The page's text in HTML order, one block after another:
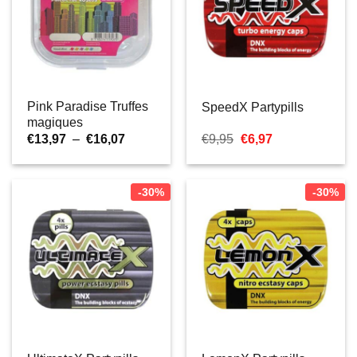
Pink Paradise Truffes
magiques
€13,97 – €16,07Plage
prix :
à
€16,07
SpeedX Partypills
€9,95 Le
initial
€6,97Le
actuel
€6,97.
-30% -30%